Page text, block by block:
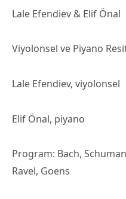
Lale Efendiev & Elif Önal
Viyolonsel ve Piyano
Lale Efendiev, viyolonsel
Elif Önal, piyano
Program: Bach,
Ravel, Goens